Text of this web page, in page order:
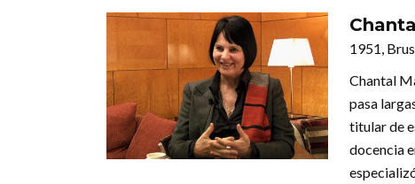
1951,
Chantal
pasa
titular de
docencia